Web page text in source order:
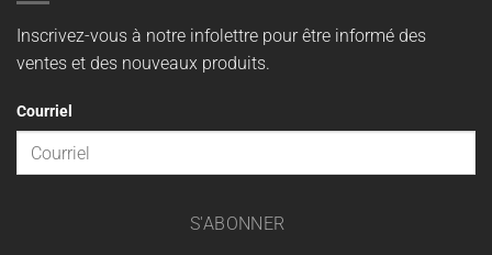
Inscrivez-vous à notre infolettre pour être informé des
ventes et des nouveaux produits.
Courriel
S'ABONNER